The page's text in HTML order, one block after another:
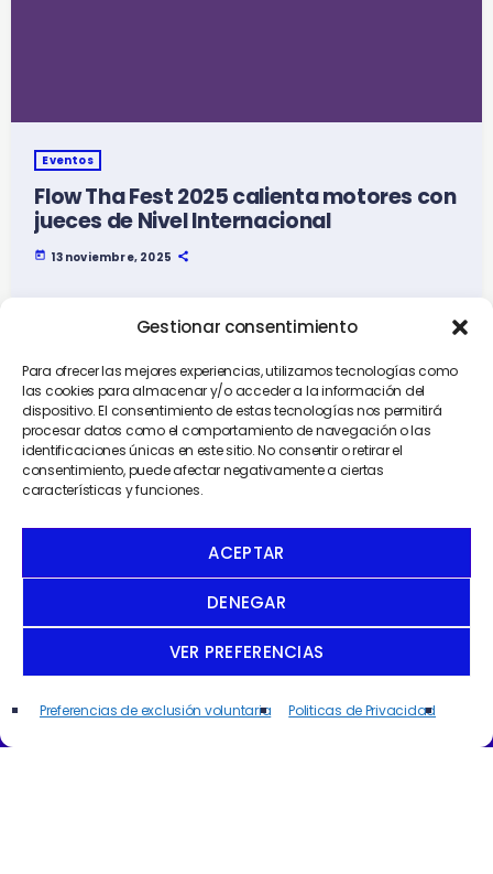
Gestionar consentimiento
Para ofrecer las mejores experiencias, utilizamos tecnologías como
las cookies para almacenar y/o acceder a la información del
dispositivo. El consentimiento de estas tecnologías nos permitirá
procesar datos como el comportamiento de navegación o las
identificaciones únicas en este sitio. No consentir o retirar el
consentimiento, puede afectar negativamente a ciertas
características y funciones.
ACEPTAR
DENEGAR
VER PREFERENCIAS
Preferencias de exclusión voluntaria Politicas de Privacidad
play_arrow
Fin de Semana
Eventos
Flow Tha Fest 2025 calienta motores con
jueces de Nivel Internacional
today 13 noviembre, 2025
Carnaval” en 2026: Una fiesta más